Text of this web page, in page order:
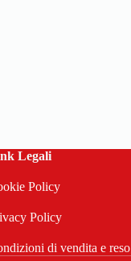
Legali
Policy
Policy
di vendita e reso